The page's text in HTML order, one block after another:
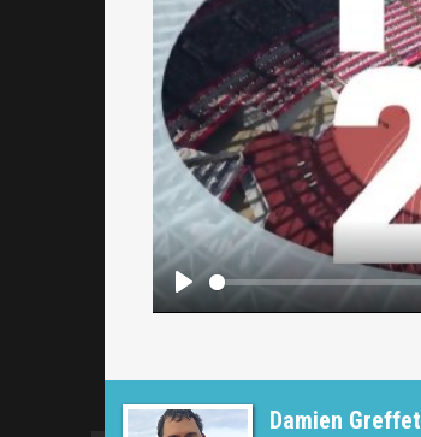
Damien Greffet